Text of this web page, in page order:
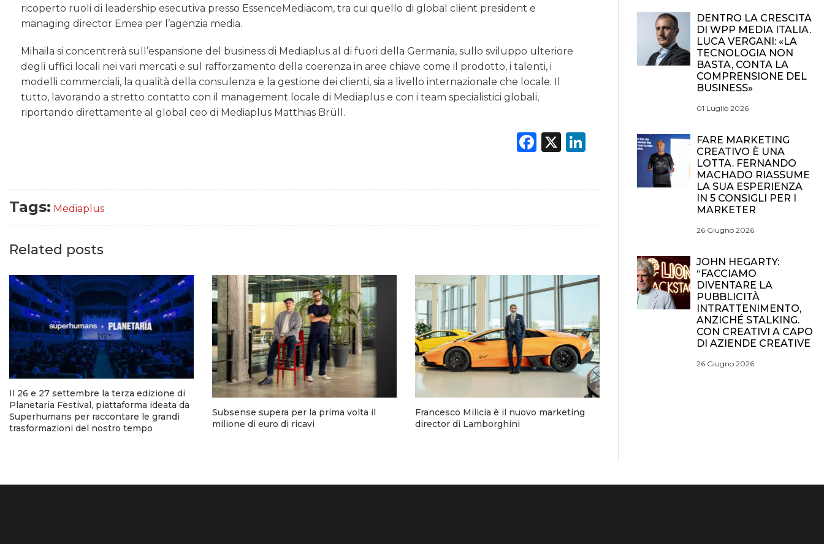
ricoperto ruoli di leadership esecutiva presso EssenceMediacom, tra cui quello di global client president e
managing director Emea per l’agenzia media.
Mihaila si concentrerà sull’espansione del business di Mediaplus al di fuori della Germania, sullo sviluppo ulteriore
degli uffici locali nei vari mercati e sul rafforzamento della coerenza in aree chiave come il prodotto, i talenti, i
modelli commerciali, la qualità della consulenza e la gestione dei clienti, sia a livello internazionale che locale. Il
tutto, lavorando a stretto contatto con il management locale di Mediaplus e con i team specialistici globali,
riportando direttamente al global ceo di Mediaplus Matthias Brüll.
Facebook
X LinkedIn
Tags: Mediaplus
Related posts
Il 26 e 27 settembre la terza edizione di
Planetaria Festival, piattaforma ideata da
Superhumans per raccontare le grandi
trasformazioni del nostro tempo
Subsense supera per la prima volta il
milione di euro di ricavi
Francesco Milicia è il nuovo marketing
director di Lamborghini
DENTRO LA CRESCITA
DI WPP MEDIA ITALIA.
LUCA VERGANI: «LA
TECNOLOGIA NON
BASTA, CONTA LA
COMPRENSIONE DEL
BUSINESS»
01 Luglio 2026
FARE MARKETING
CREATIVO È UNA
LOTTA. FERNANDO
MACHADO RIASSUME
LA SUA ESPERIENZA
IN 5 CONSIGLI PER I
MARKETER
26 Giugno 2026
JOHN HEGARTY:
“FACCIAMO
DIVENTARE LA
PUBBLICITÀ
INTRATTENIMENTO,
ANZICHÉ STALKING.
CON CREATIVI A CAPO
DI AZIENDE CREATIVE
26 Giugno 2026